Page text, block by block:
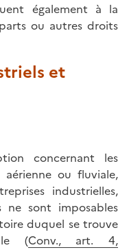
également à la
ou autres droits
et
concernant les
ou fluviale,
industrielles,
ne sont imposables
duquel se trouve
(Conv., art. 4,